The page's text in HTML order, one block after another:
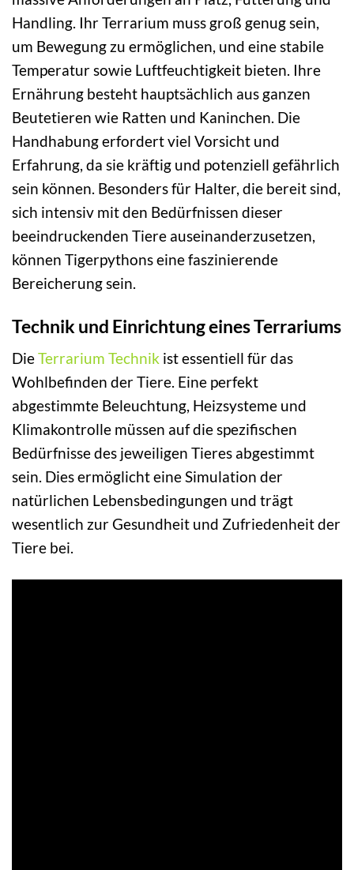
Handling. Ihr Terrarium muss groß genug sein,
um Bewegung zu ermöglichen, und eine stabile
Temperatur sowie Luftfeuchtigkeit bieten. Ihre
Ernährung besteht hauptsächlich aus ganzen
Beutetieren wie Ratten und Kaninchen. Die
Handhabung erfordert viel Vorsicht und
Erfahrung, da sie kräftig und potenziell gefährlich
sein können. Besonders für Halter, die bereit sind,
sich intensiv mit den Bedürfnissen dieser
beeindruckenden Tiere auseinanderzusetzen,
können Tigerpythons eine faszinierende
Bereicherung sein.
Technik und Einrichtung eines Terrariums
DieTerrarium Technik ist essentiell für das
Wohlbefinden der Tiere. Eine perfekt
abgestimmte Beleuchtung, Heizsysteme und
Klimakontrolle müssen auf die spezifischen
Bedürfnisse des jeweiligen Tieres abgestimmt
sein. Dies ermöglicht eine Simulation der
natürlichen Lebensbedingungen und trägt
wesentlich zur Gesundheit und Zufriedenheit der
Tiere bei.